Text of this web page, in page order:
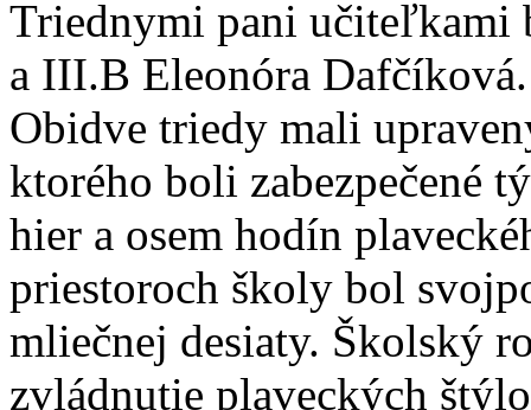
Triednymi pani
a III.B Eleonóra Dafčíková.
Obidve triedy mali
ktorého boli zabezpečené
hier a osem hodín
priestoroch školy bol
mliečnej desiaty. Školský
zvládnutie plaveckých